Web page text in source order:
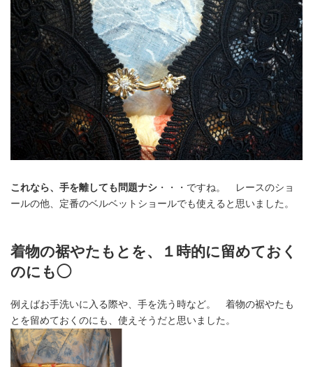
これなら、手を離しても問題ナシ ・・・ですね。 レースのショ
ールの他、定番のベルベットショールでも使えると思いました。
着物の裾やたもとを、１時的に留めておく
のにも◯
例えばお手洗いに入る際や、手を洗う時など。 着物の裾やたも
とを留めておくのにも、使えそうだと思いました。